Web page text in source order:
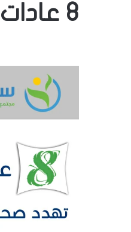
8 عادات خاطئة تهدد صحة الدماغ